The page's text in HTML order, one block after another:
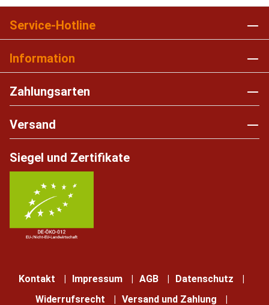
Service-Hotline
Information
Zahlungsarten
Versand
Siegel und Zertifikate
Kontakt Impressum AGB
Datenschutz
Widerrufsrecht
Versand und Zahlung